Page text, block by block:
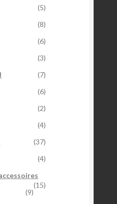
(5)
(8)
(6)
(3)
(7)
(6)
(2)
(4)
(37)
(4)
(15)
(9)